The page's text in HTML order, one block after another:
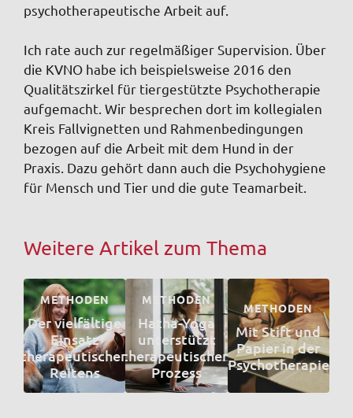
psychotherapeutische Arbeit auf.
Ich rate auch zur regelmäßiger Supervision. Über
die KVNO habe ich beispielsweise 2016 den
Qualitätszirkel für tiergestützte Psychotherapie
aufgemacht. Wir besprechen dort im kollegialen
Kreis Fallvignetten und Rahmenbedingungen
bezogen auf die Arbeit mit dem Hund in der
Praxis. Dazu gehört dann auch die Psychohygiene
für Mensch und Tier und die gute Teamarbeit.
Weitere Artikel zum Thema
METHODEN
Der vielfältige
Einsatz
therapeutischen
Reitens
METHODEN
Hatha-Yoga
unterstützt
therapeutischen
Prozess
METHODEN
Mit Stift und
Papier in der
Psychotherapie